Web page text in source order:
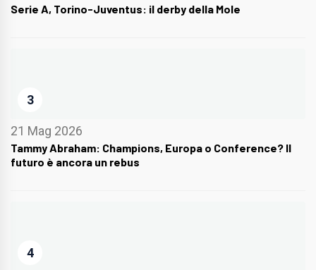
Serie A, Torino-Juventus: il derby della Mole
3
21 Mag 2026
Tammy Abraham: Champions, Europa o Conference? Il
futuro è ancora un rebus
4